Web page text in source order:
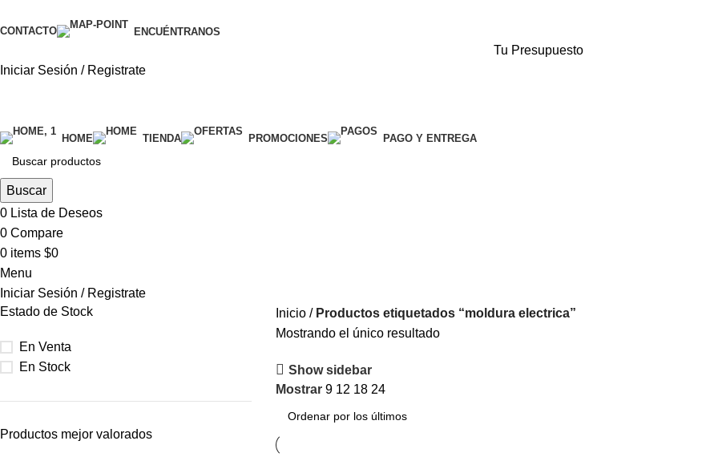
CONTACTO ENCUÉNTRANOS
Tu Presupuesto
Iniciar Sesión / Registrate
HOME TIENDA PROMOCIONES PAGO Y ENTREGA
Buscar
0 Lista de Deseos
0 Compare
0 items $0
Menu
Iniciar Sesión / Registrate
Estado de Stock
En Venta
En Stock
Productos mejor valorados
Inicio
Productos etiquetados “moldura electrica”
Mostrando el único resultado
Show sidebar
Mostrar 9 12 18 24